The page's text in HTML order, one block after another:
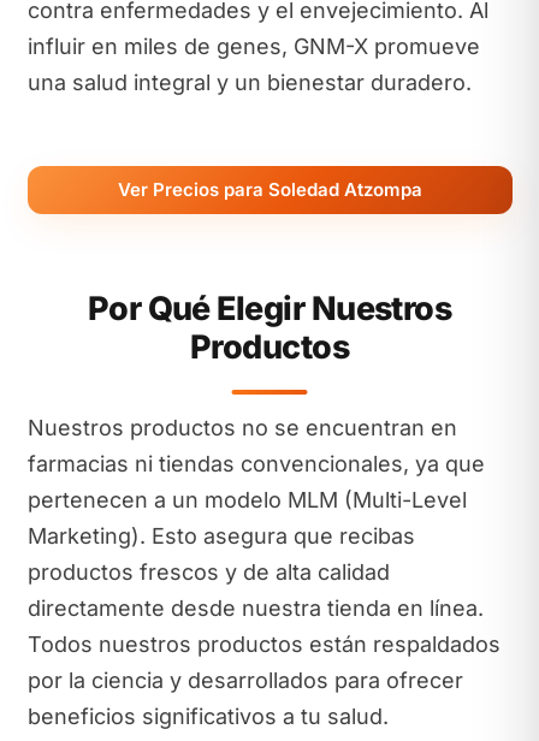
contra enfermedades y el envejecimiento. Al
influir en miles de genes, GNM-X promueve
una salud integral y un bienestar duradero.
Ver Precios para Soledad Atzompa
Por Qué Elegir Nuestros
Productos
Nuestros productos no se encuentran en
farmacias ni tiendas convencionales, ya que
pertenecen a un modelo MLM (Multi-Level
Marketing). Esto asegura que recibas
productos frescos y de alta calidad
directamente desde nuestra tienda en línea.
Todos nuestros productos están respaldados
por la ciencia y desarrollados para ofrecer
beneficios significativos a tu salud.